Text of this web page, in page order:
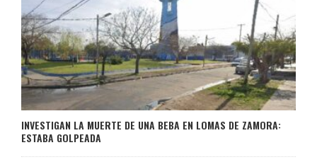
INVESTIGAN LA MUERTE DE UNA BEBA EN LOMAS DE ZAMORA:
ESTABA GOLPEADA